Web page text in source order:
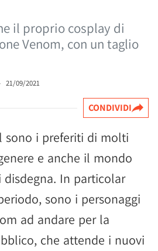
il proprio cosplay di
Venom, con un taglio
21/09/2021
CONDIVIDI
sono i preferiti di molti
e anche il mondo
In particolar
sono i personaggi
ad andare per la
che attende i nuovi